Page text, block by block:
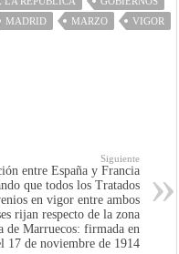
MADRID MARZO VIGOR
Siguiente
entre España y Francia
que todos los Tratados
en vigor entre ambos
rijan respecto de la zona
de Marruecos: firmada en
17 de noviembre de 1914